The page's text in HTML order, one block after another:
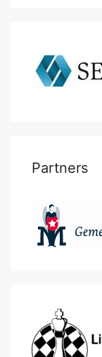
Partners